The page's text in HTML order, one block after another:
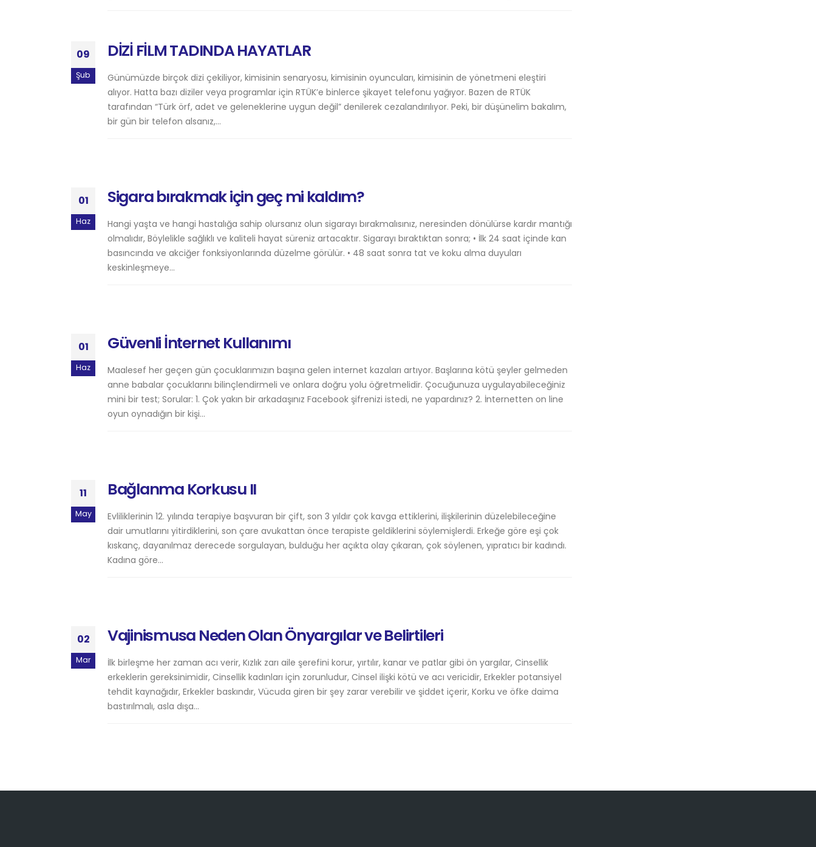
09
Şub
DİZİ FİLM TADINDA HAYATLAR
Günümüzde birçok dizi çekiliyor, kimisinin senaryosu, kimisinin oyuncuları, kimisinin de yönetmeni eleştiri
alıyor. Hatta bazı diziler veya programlar için RTÜK’e binlerce şikayet telefonu yağıyor. Bazen de RTÜK
tarafından “Türk örf, adet ve geleneklerine uygun değil” denilerek cezalandırılıyor. Peki, bir düşünelim bakalım,
bir gün bir telefon alsanız,...
01
Haz
Sigara bırakmak için geç mi kaldım?
Hangi yaşta ve hangi hastalığa sahip olursanız olun sigarayı bırakmalısınız, neresinden dönülürse kardır mantığı
olmalıdır, Böylelikle sağlıklı ve kaliteli hayat süreniz artacaktır. Sigarayı bıraktıktan sonra; • İlk 24 saat içinde kan
basıncında ve akciğer fonksiyonlarında düzelme görülür. • 48 saat sonra tat ve koku alma duyuları
keskinleşmeye...
01
Haz
Güvenli İnternet Kullanımı
Maalesef her geçen gün çocuklarımızın başına gelen internet kazaları artıyor. Başlarına kötü şeyler gelmeden
anne babalar çocuklarını bilinçlendirmeli ve onlara doğru yolu öğretmelidir. Çocuğunuza uygulayabileceğiniz
mini bir test; Sorular: 1. Çok yakın bir arkadaşınız Facebook şifrenizi istedi, ne yapardınız? 2. İnternetten on line
oyun oynadığın bir kişi...
11
May
Bağlanma Korkusu II
Evliliklerinin 12. yılında terapiye başvuran bir çift, son 3 yıldır çok kavga ettiklerini, ilişkilerinin düzelebileceğine
dair umutlarını yitirdiklerini, son çare avukattan önce terapiste geldiklerini söylemişlerdi. Erkeğe göre eşi çok
kıskanç, dayanılmaz derecede sorgulayan, bulduğu her açıkta olay çıkaran, çok söylenen, yıpratıcı bir kadındı.
Kadına göre...
02
Mar
Vajinismusa Neden Olan Önyargılar ve Belirtileri
İlk birleşme her zaman acı verir, Kızlık zarı aile şerefini korur, yırtılır, kanar ve patlar gibi ön yargılar, Cinsellik
erkeklerin gereksinimidir, Cinsellik kadınları için zorunludur, Cinsel ilişki kötü ve acı vericidir, Erkekler potansiyel
tehdit kaynağıdır, Erkekler baskındır, Vücuda giren bir şey zarar verebilir ve şiddet içerir, Korku ve öfke daima
bastırılmalı, asla dışa...